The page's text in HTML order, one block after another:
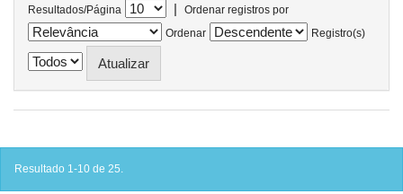
Resultados/Página |
Ordenar registros por
Ordenar
Registro(s)
Resultado 1-10 de 25.